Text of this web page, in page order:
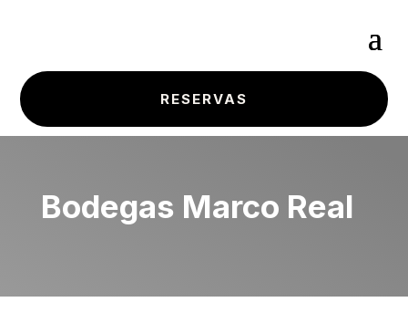
RESERVAS
Bodegas Marco Real